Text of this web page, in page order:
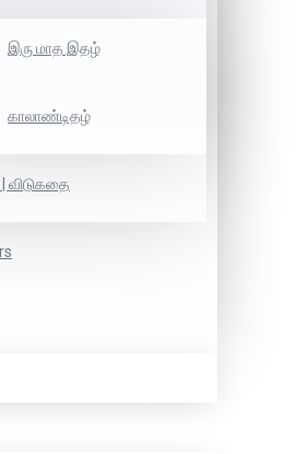
இரு மாத இதழ்
காலாண்டிதழ்
| விடுகதை